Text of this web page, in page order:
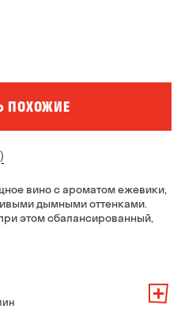
ПОХОЖИЕ
вино с ароматом ежевики,
дымными оттенками.
этом сбалансированный,